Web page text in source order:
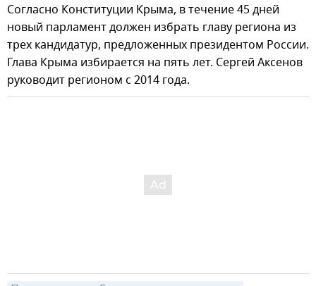
Согласно Конституции Крыма, в течение 45 дней
новый парламент должен избрать главу региона из
трех кандидатур, предложенных президентом России.
Глава Крыма избирается на пять лет. Сергей Аксенов
руководит регионом с 2014 года.